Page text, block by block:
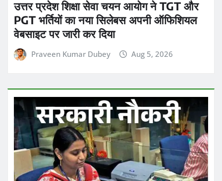
Praveen Kumar Dubey Aug 5, 2026